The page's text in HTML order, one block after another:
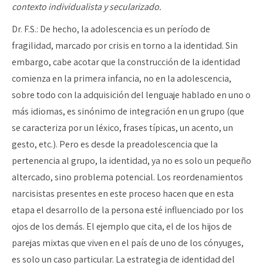
contexto individualista y secularizado.
Dr. F.S.: De hecho, la adolescencia es un período de
fragilidad, marcado por crisis en torno a la identidad. Sin
embargo, cabe acotar que la construcción de la identidad
comienza en la primera infancia, no en la adolescencia,
sobre todo con la adquisición del lenguaje hablado en uno o
más idiomas, es sinónimo de integración en un grupo (que
se caracteriza por un léxico, frases típicas, un acento, un
gesto, etc.). Pero es desde la preadolescencia que la
pertenencia al grupo, la identidad, ya no es solo un pequeño
altercado, sino problema potencial. Los reordenamientos
narcisistas presentes en este proceso hacen que en esta
etapa el desarrollo de la persona esté influenciado por los
ojos de los demás. El ejemplo que cita, el de los hijos de
parejas mixtas que viven en el país de uno de los cónyuges,
es solo un caso particular. La estrategia de identidad del